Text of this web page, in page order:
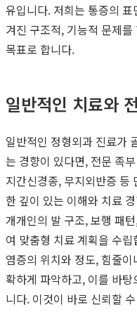
유입니다. 저희는 통증의
겨진 구조적, 기능적 문제
목표로 합니다.
일반적인 치료와
일반적인 정형외과 진료가
는 경향이 있다면, 전문 족
지간신경종, 무지외반증 등
한 깊이 있는 이해와 치료
개개인의 발 구조, 보행 패
여 맞춤형 치료 계획을 수
염증의 위치와 정도, 힘줄
확하게 파악하고, 이를 바
니다. 이것이 바로 신뢰할